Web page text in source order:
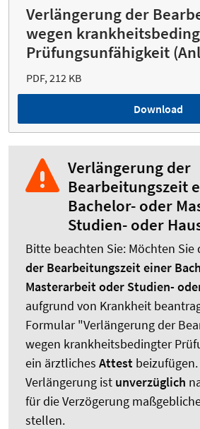
Verlängerung der
wegen
Prüfungsunfähigkeit
PDF, 212 KB
Download
Verlängerung der
Bearbeitungszeit
Bachelor- oder
Studien- oder
Bitte beachten Sie: Möchten Sie
der Bearbeitungszeit einer
Masterarbeit oder Studien-
aufgrund von Krankheit
Formular "Verlängerung der
wegen krankheitsbedingter
ein ärztliches Attest
Verlängerung ist unverzüglich
für die Verzögerung
stellen.